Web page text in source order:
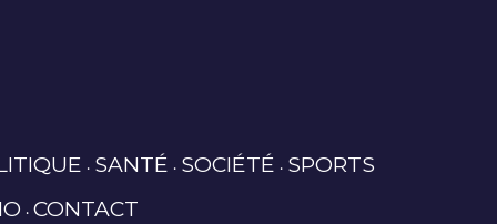
SANTÉ SOCIÉTÉ SPORTS
CONTACT